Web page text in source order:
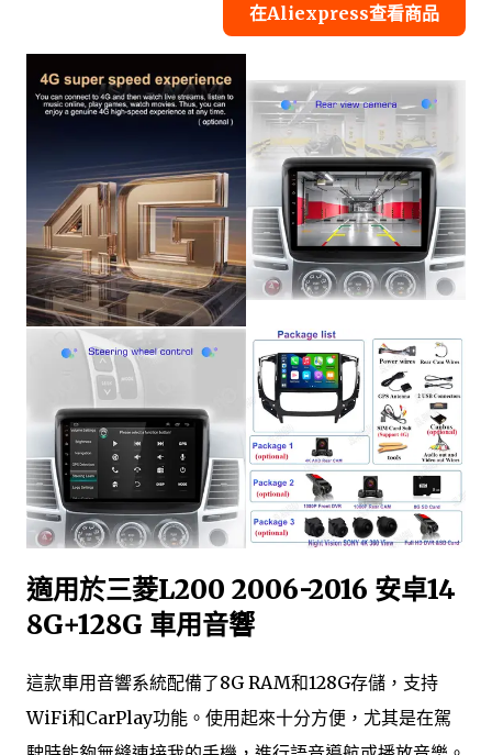
在Aliexpress查看商品
適用於三菱L200 2006-2016 安卓14
8G+128G 車用音響
這款車用音響系統配備了8G RAM和128G存儲，支持
WiFi和CarPlay功能。使用起來十分方便，尤其是在駕